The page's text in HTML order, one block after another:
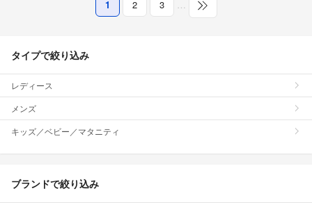
1 2 3 …
タイプで絞り込み
レディース
メンズ
キッズ／ベビー／マタニティ
ブランドで絞り込み